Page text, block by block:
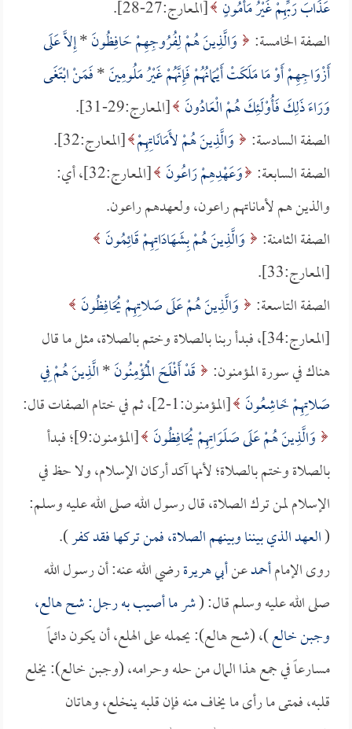
عَذَابَ رَبِّهِمْ غَيْرُ مَأْمُونٍ [المعارج:27-28].
الصفة الخامسة:
وَالَّذِينَ هُمْ لِفُرُوجِهِمْ حَافِظُونَ*إِلاَّ عَلَى
أَزْوَاجِهِمْ أَوْ مَا مَلَكَتْ أَيْمَانُهُمْ فَإِنَّهُمْ غَيْرُ مَلُومِينَ*فَمَنْ ابْتَغَى
وَرَاءَ ذَلِكَ فَأُوْلَئِكَ هُمْ الْعَادُونَ [المعارج:29-31].
الصفة السادسة:
وَالَّذِينَ هُمْ لأَمَانَاتِهِمْ [المعارج:32].
الصفة السابعة: وَعَهْدِهِمْ رَاعُونَ
[المعارج:32]، أي:
والذين هم لأماناتهم راعون، ولعهدهم راعون.
الصفة الثامنة:
وَالَّذِينَ هُمْ بِشَهَادَاتِهِمْ قَائِمُونَ
[المعارج:33].
الصفة التاسعة:
وَالَّذِينَ هُمْ عَلَى صَلاتِهِمْ يُحَافِظُونَ
[المعارج:34]، فبدأ ربنا بالصلاة وختم بالصلاة، مثل ما قال
هناك في سورة المؤمنون:
قَدْ أَفْلَحَ الْمُؤْمِنُونَ*الَّذِينَ هُمْ فِي
صَلاتِهِمْ خَاشِعُونَ [المؤمنون:1-2]، ثم في ختام الصفات قال:
وَالَّذِينَ هُمْ عَلَى صَلَوَاتِهِمْ يُحَافِظُونَ
[المؤمنون:9]؛ فبدأ
بالصلاة وختم بالصلاة؛ لأنها آكد أركان الإسلام، ولا حظ في
الإسلام لمن ترك الصلاة، قال رسول الله صلى الله عليه وسلم:
(العهد الذي بيننا وبينهم الصلاة، فمن تركها فقد كفر).
روى الإمامأحمدعنأبي هريرةرضي الله عنه: أن رسول الله
صلى الله عليه وسلم قال: (شر ما أصيب به رجل: شح هالع،
وجبن خالع)، (شح هالع): يحمله على الهلع، أن يكون دائماً
مسارعاً في جمع هذا المال من حله وحرامه، (وجبن خالع): يخلع
قلبه، فمتى ما رأى ما يخاف منه فإن قلبه ينخلع، وهاتان